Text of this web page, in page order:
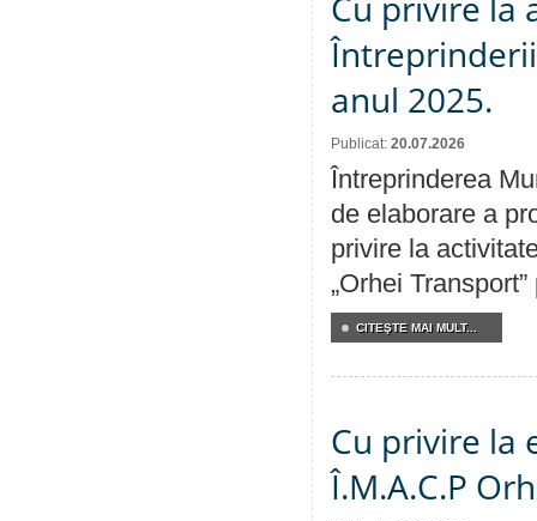
anul 2025.
Publicat: 20.07.2026
Întreprinderea
de elaborare a
privire la
„Orhei
CITEŞTE MAI MULT...
Cu privire la
Î.M.A.C.P